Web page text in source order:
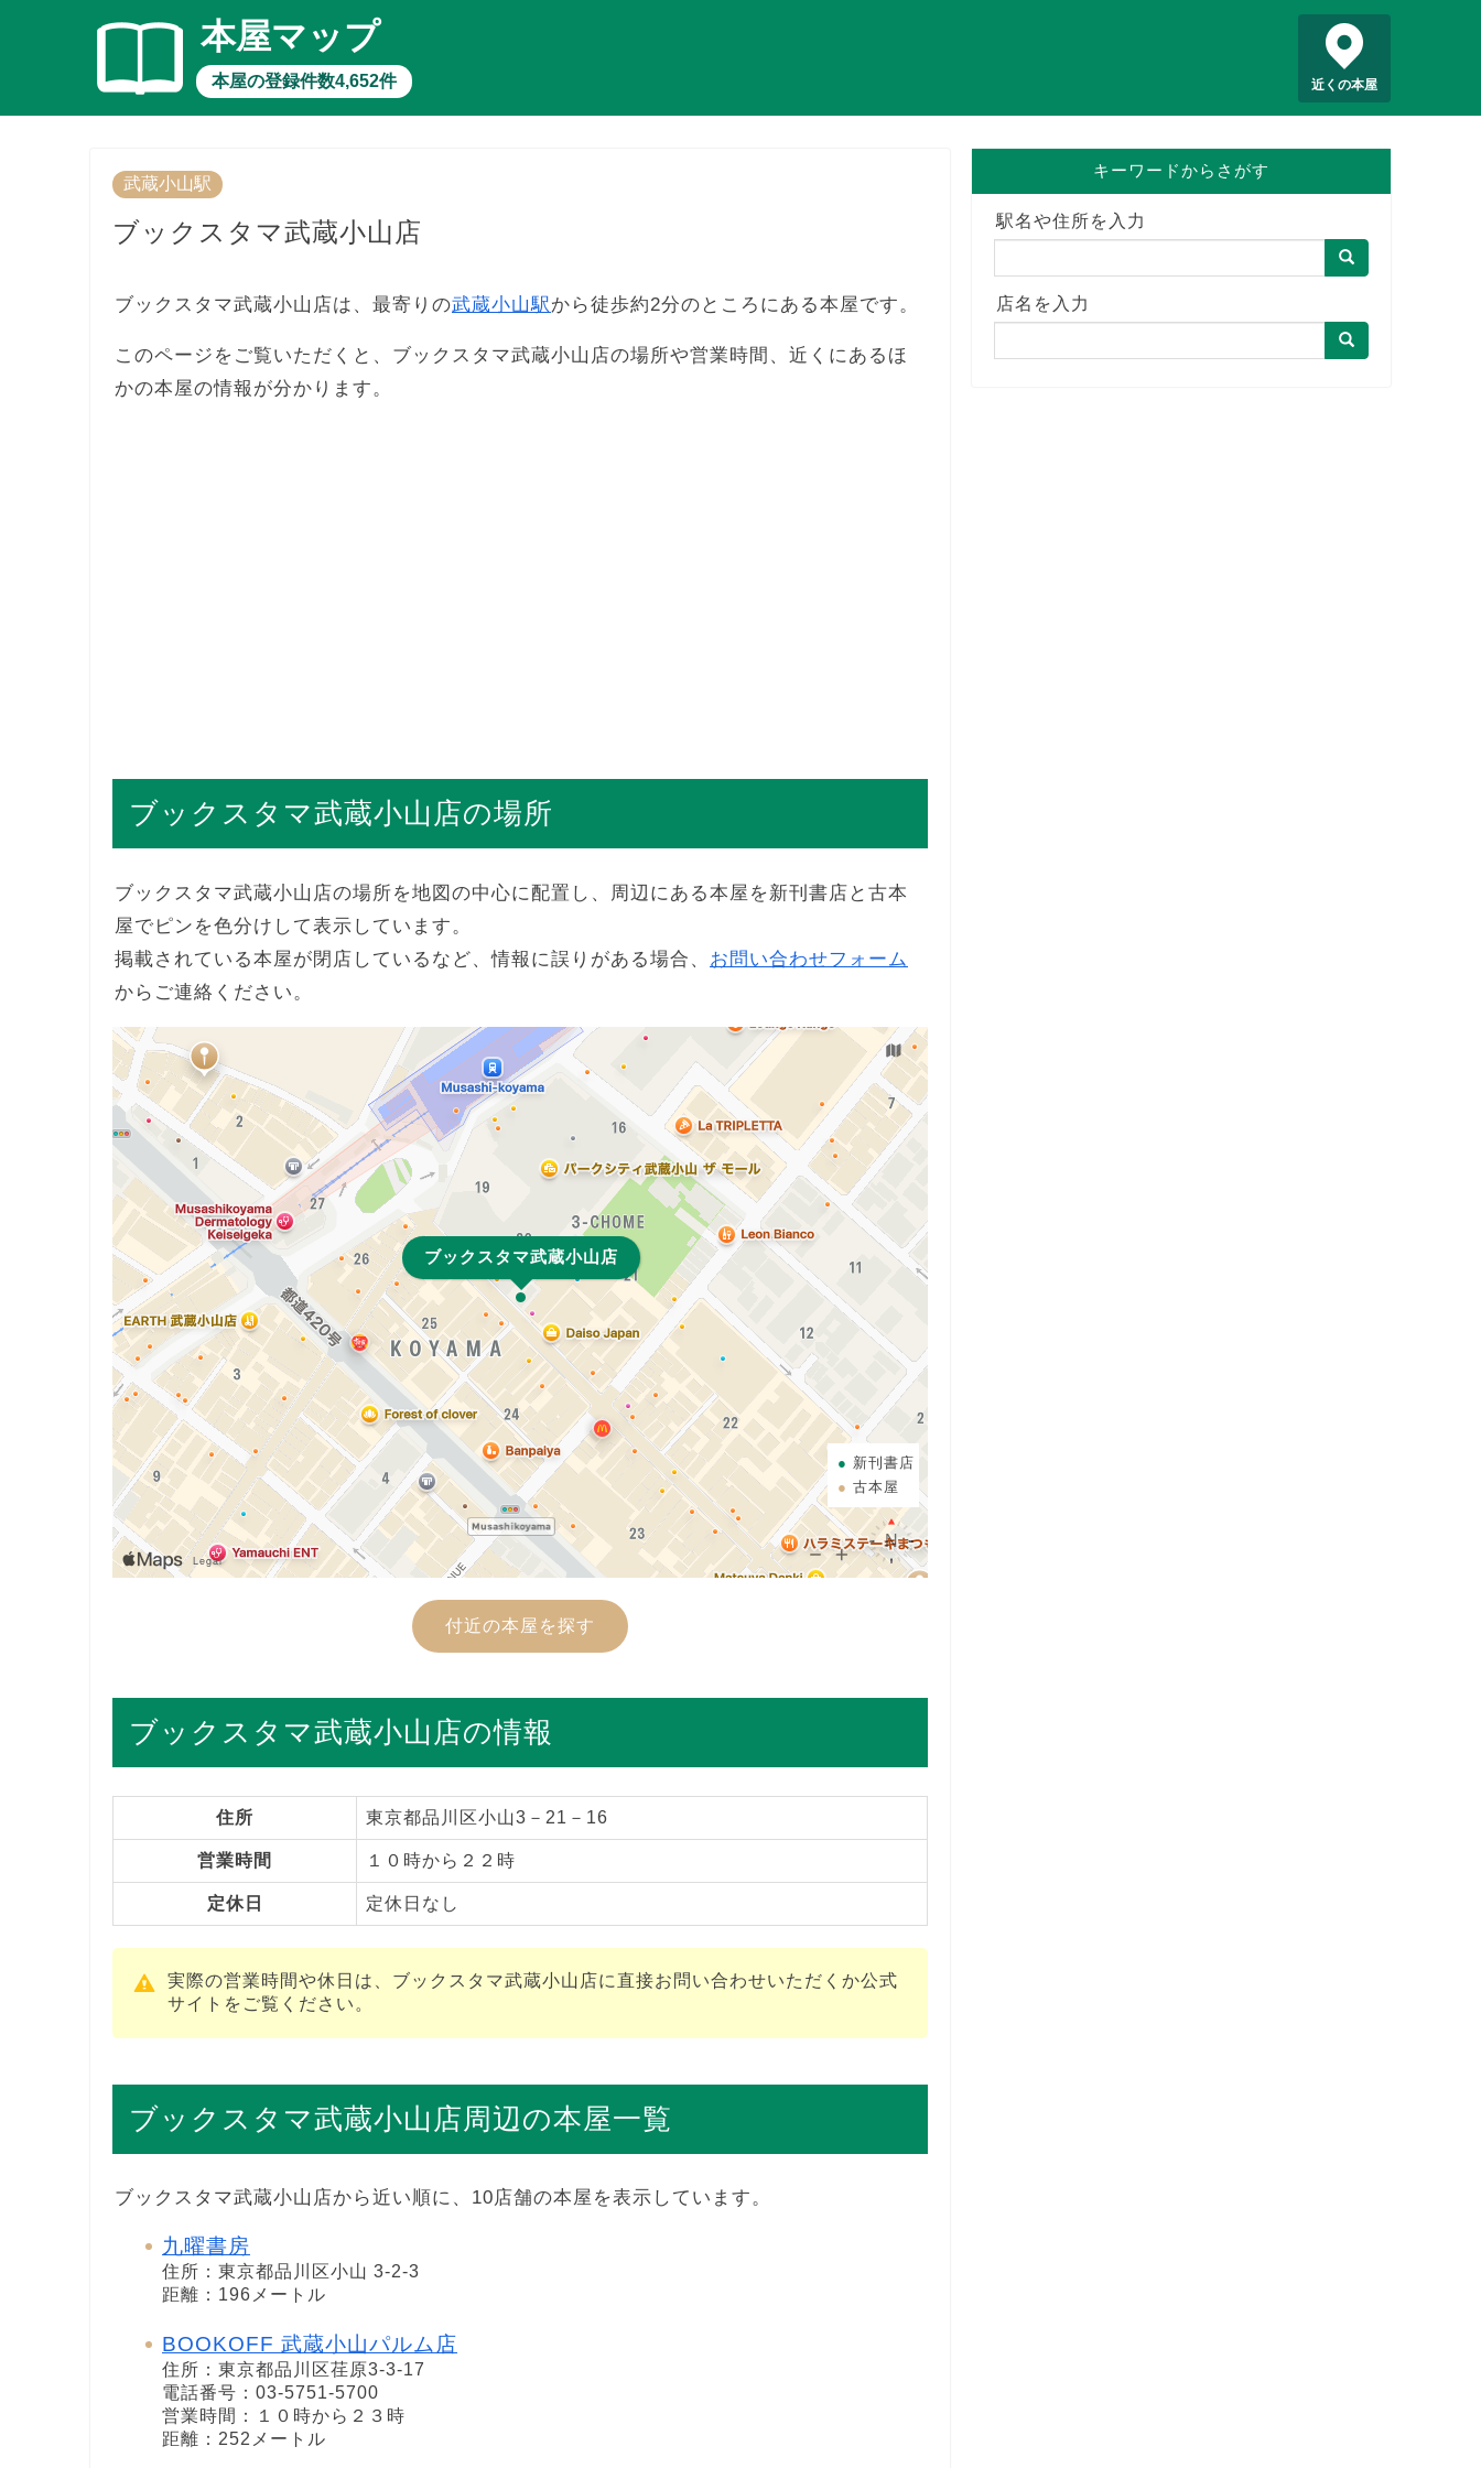
本屋マップ
本屋の登録件数4,652件 近くの本屋
武蔵小山駅
ブックスタマ武蔵小山店
ブックスタマ武蔵小山店は、最寄りの武蔵小山駅から徒歩約2分のところにある本屋です。
このページをご覧いただくと、ブックスタマ武蔵小山店の場所や営業時間、近くにあるほ
かの本屋の情報が分かります。
ブックスタマ武蔵小山店の場所
ブックスタマ武蔵小山店の場所を地図の中心に配置し、周辺にある本屋を新刊書店と古本
屋でピンを色分けして表示しています。
掲載されている本屋が閉店しているなど、情報に誤りがある場合、 お問い合わせフォーム
からご連絡ください。
ブックスタマ武蔵小山店
新刊書店
古本屋
付近の本屋を探す
ブックスタマ武蔵小山店の情報
住所 東京都品川区小山3－21－16
営業時間 １０時から２２時
定休日 定休日なし
実際の営業時間や休日は、ブックスタマ武蔵小山店に直接お問い合わせいただくか公式
サイトをご覧ください。
ブックスタマ武蔵小山店周辺の本屋一覧
ブックスタマ武蔵小山店から近い順に、10店舗の本屋を表示しています。
九曜書房
住所：東京都品川区小山 3-2-3
距離：196メートル
BOOKOFF 武蔵小山パルム店
住所：東京都品川区荏原3-3-17
電話番号：03-5751-5700
営業時間：１０時から２３時
距離：252メートル
キーワードからさがす
駅名や住所を入力
店名を入力